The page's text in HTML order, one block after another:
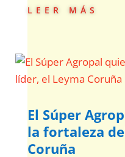
leer más
El Súper
la fortaleza
Coruña